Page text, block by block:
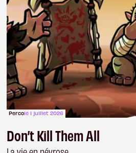
Percole 1 juillet 2026
Don’t Kill Them All